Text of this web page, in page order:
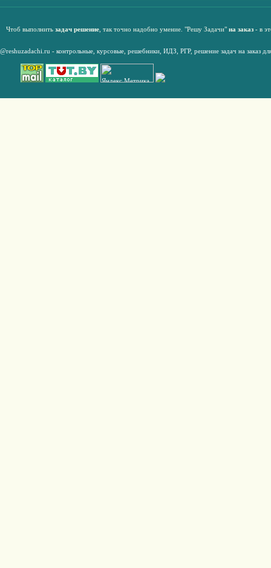
Чтоб выполнить задач решение , так точно надобно умение. "Решу Задачи" на заказ - в
@reshuzadachi.ru - контрольные, курсовые решебники, ИДЗ, РГР, решение задач на заказ